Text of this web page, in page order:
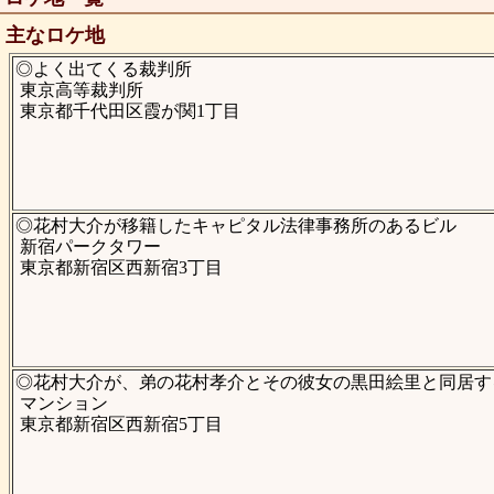
主なロケ地
◎よく出てくる裁判所
東京高等裁判所
東京都千代田区霞が関1丁目
◎花村大介が移籍したキャピタル法律事務所のあるビル
新宿パークタワー
東京都新宿区西新宿3丁目
◎花村大介が、弟の花村孝介とその彼女の黒田絵里と同居
マンション
東京都新宿区西新宿5丁目